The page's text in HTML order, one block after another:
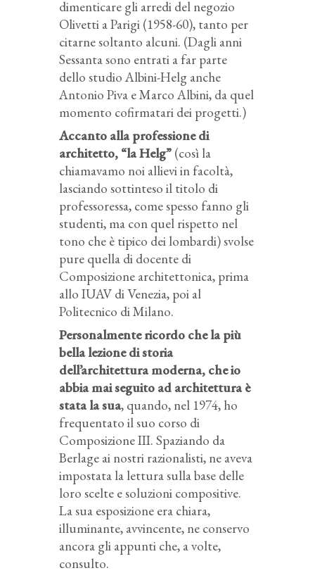
dimenticare gli arredi del negozio
Olivetti a Parigi (1958-60), tanto per
citarne soltanto alcuni. (Dagli anni
Sessanta sono entrati a far parte
dello studio Albini-Helg anche
Antonio Piva e Marco Albini, da quel
momento cofirmatari dei progetti.)
Accanto alla professione di
architetto, “la Helg” (così la
chiamavamo noi allievi in facoltà,
lasciando sottinteso il titolo di
professoressa, come spesso fanno gli
studenti, ma con quel rispetto nel
tono che è tipico dei lombardi) svolse
pure quella di docente di
Composizione architettonica, prima
allo IUAV di Venezia, poi al
Politecnico di Milano.
Personalmente ricordo che la più
bella lezione di storia
dell’architettura moderna, che io
abbia mai seguito ad architettura è
stata la sua, quando, nel 1974, ho
frequentato il suo corso di
Composizione III. Spaziando da
Berlage ai nostri razionalisti, ne aveva
impostata la lettura sulla base delle
loro scelte e soluzioni compositive.
La sua esposizione era chiara,
illuminante, avvincente, ne conservo
ancora gli appunti che, a volte,
consulto.